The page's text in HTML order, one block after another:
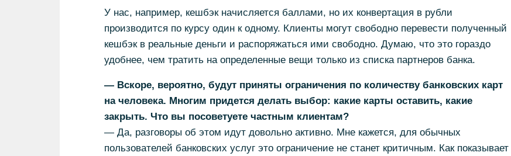
У нас, например, кешбэк начисляется баллами, но их конвертация в рубли
производится по курсу один к одному. Клиенты могут свободно перевести полученный
кешбэк в реальные деньги и распоряжаться ими свободно. Думаю, что это гораздо
удобнее, чем тратить на определенные вещи только из списка партнеров банка.
— Вскоре, вероятно, будут приняты ограничения по количеству банковских карт
на человека. Многим придется делать выбор: какие карты оставить, какие
закрыть. Что вы посоветуете частным клиентам?
— Да, разговоры об этом идут довольно активно. Мне кажется, для обычных
пользователей банковских услуг это ограничение не станет критичным. Как показывает